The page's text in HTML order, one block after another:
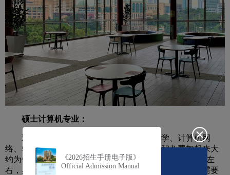
硕士计算机专业：
双威大学硕士计算机专业包括计算机科学、计算机网
络、软件工程和数据科学等多个方向，学费和杂费加起来大
约为每年40,000至50,000马币（约合8,000至10,000美元）左
右，具体取决于专业、学制和课程数量。此外，学生还需要
《2026招生手册电子版》
Official Admission Manual